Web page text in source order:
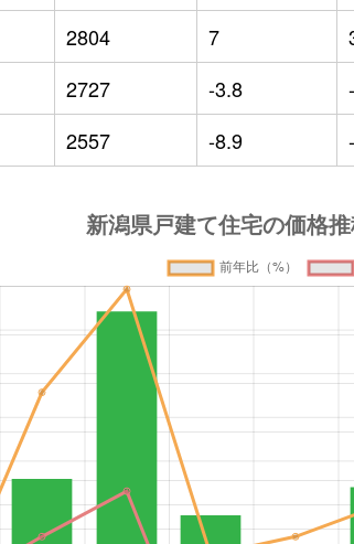
2804 7
2727 -3.8
2557 -8.9